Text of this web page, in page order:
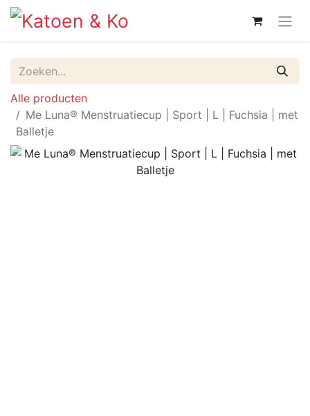
Alle producten
Me Luna® Menstruatiecup | Sport | L | Fuchsia | met
Balletje